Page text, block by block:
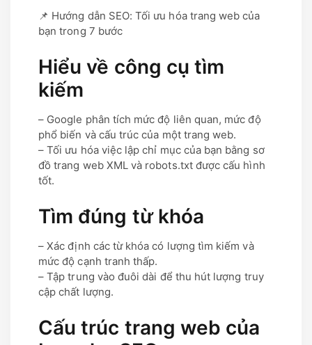
Lucas Lacauste
📌 Hướng dẫn SEO: Tối ưu hóa trang web của
bạn trong 7 bước
Hiểu về công cụ tìm
kiếm
– Google phân tích mức độ liên quan, mức độ
phổ biến và cấu trúc của một trang web.
– Tối ưu hóa việc lập chỉ mục của bạn bằng sơ
đồ trang web XML và robots.txt được cấu hình
tốt.
Tìm đúng từ khóa
– Xác định các từ khóa có lượng tìm kiếm và
mức độ cạnh tranh thấp.
– Tập trung vào đuôi dài để thu hút lượng truy
cập chất lượng.
Cấu trúc trang web của